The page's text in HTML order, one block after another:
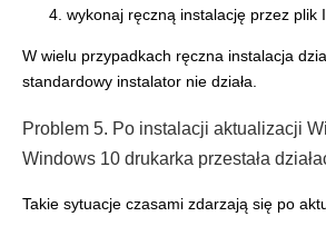
wykonaj ręczną instalację przez plik
W wielu przypadkach ręczna instalacja
standardowy instalator nie działa.
Problem 5. Po instalacji aktualizacji
Windows 10 drukarka przestała
Takie sytuacje czasami zdarzają się po